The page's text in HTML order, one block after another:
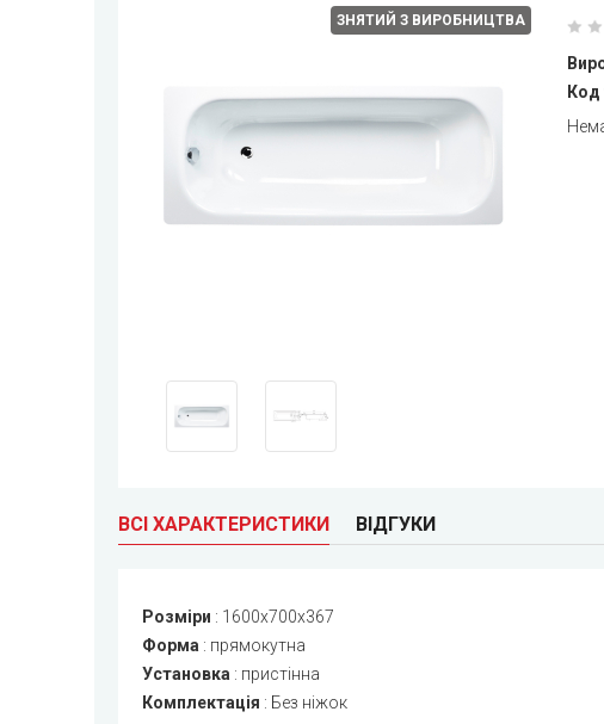
ЗНЯТИЙ З ВИРОБНИЦТВА
Код
ВСІ ХАРАКТЕРИСТИКИ ВІДГУКИ
Розміри : 1600x700x367
Форма : прямокутна
Установка : пристінна
Комплектація : Без ніжок